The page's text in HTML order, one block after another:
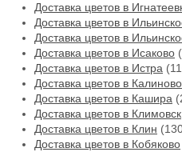
Доставка цветов в
Доставка цветов в
Доставка цветов в
Доставка цветов в Исаково
Доставка цветов в Истра
Доставка цветов в Калиново
Доставка цветов в Кашира
Доставка цветов в Климовск
Доставка цветов в Клин
Доставка цветов в Кобяково